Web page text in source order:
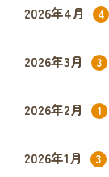
2026年4月 4
2026年3月 3
2026年2月 1
2026年1月 3